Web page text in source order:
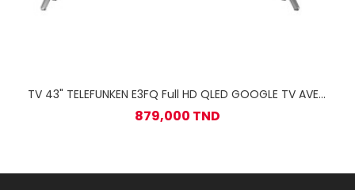
TV 43" TELEFUNKEN E3FQ Full HD QLED GOOGLE TV AVEC
RÉCEPTEUR INTÉGRÉ
879,000 TND